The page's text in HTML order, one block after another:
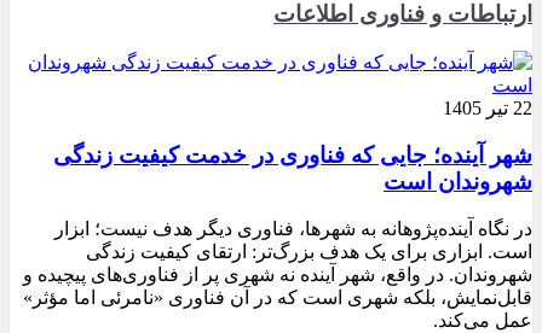
ارتباطات و فناوری اطلاعات
22 تیر 1405
شهر آینده؛ جایی که فناوری در خدمت کیفیت زندگی
شهروندان است
در نگاه آینده‌پژوهانه به شهرها، فناوری دیگر هدف نیست؛ ابزار
است. ابزاری برای یک هدف بزرگ‌تر: ارتقای کیفیت زندگی
شهروندان. در واقع، شهر آینده نه شهری پر از فناوری‌های پیچیده و
قابل‌نمایش، بلکه شهری است که در آن فناوری «نامرئی اما مؤثر»
عمل می‌کند.